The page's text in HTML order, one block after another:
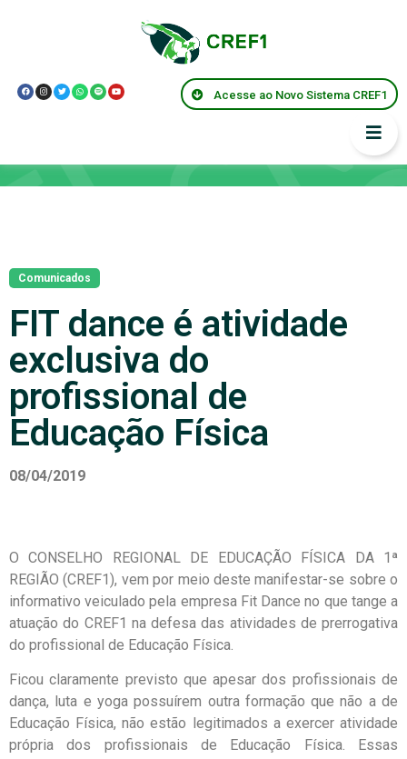
Acesse ao Novo Sistema CREF1
Comunicados
FIT dance é atividade
exclusiva do
profissional de
Educação Física
08/04/2019
O CONSELHO REGIONAL DE EDUCAÇÃO FÍSICA DA 1ª
REGIÃO (CREF1), vem por meio deste manifestar-se sobre o
informativo veiculado pela empresa Fit Dance no que tange a
atuação do CREF1 na defesa das atividades de prerrogativa
do profissional de Educação Física.
Ficou claramente previsto que apesar dos profissionais de
dança, luta e yoga possuírem outra formação que não a de
Educação Física, não estão legitimados a exercer atividade
própria dos profissionais de Educação Física. Essas